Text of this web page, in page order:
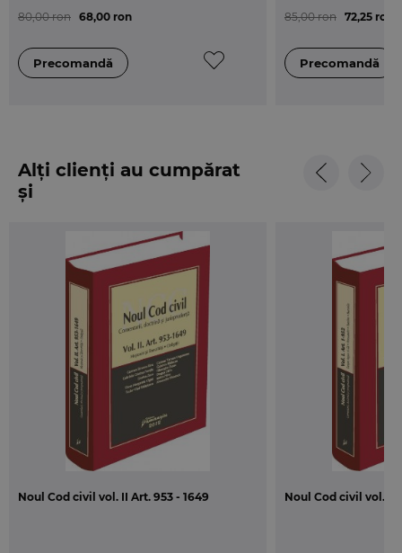
Nicolae Horia TIT
80,00 ron 68,00 ron 85,00 ron 72,25 ron
Alți clienți au cumpărat
și
Noul Cod civil vol. II Art. 953 - 1649 Noul Cod civil vol. I